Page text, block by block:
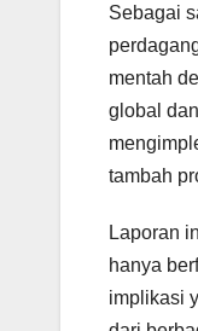
Sebagai
mentah
global
tambah
Laporan
hanya
implikasi